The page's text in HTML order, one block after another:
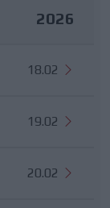
2026
18.02
19.02
20.02